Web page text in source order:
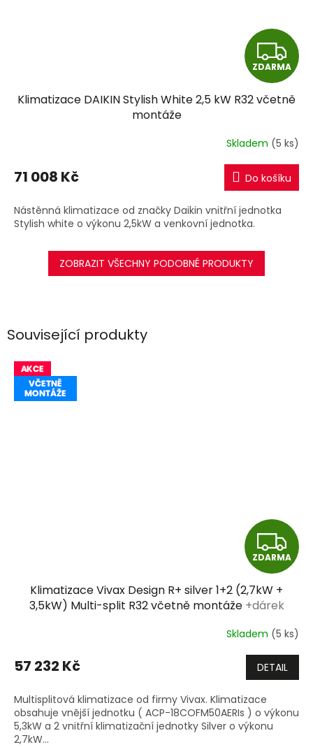
Související produkty
Z
D
R
M
A
ZDARMA
Klimatizace Vivax Design R+ silver 1+2 (2,7kW +
3,5kW) Multi-split R32 včetně montáže +dárek
Skladem (5 ks)
57 232 Kč DETAIL
Multisplitová klimatizace od firmy Vivax. Klimatizace
obsahuje vnější jednotku ( ACP-18COFM50AERIs ) o výkonu
5,3kW a 2 vnitřní klimatizační jednotky Silver o výkonu
2,7kW...
Z
D
A
R
M
A
ZDARMA
Klimatizace DAIKIN Stylish White 2,5 kW R32 včetně
montáže
Skladem (5 ks)
71 008 Kč Do košíku
Nástěnná klimatizace od značky Daikin vnitřní jednotka
Stylish white o výkonu 2,5kW a venkovní jednotka.
ZOBRAZIT VŠECHNY PODOBNÉ PRODUKTY